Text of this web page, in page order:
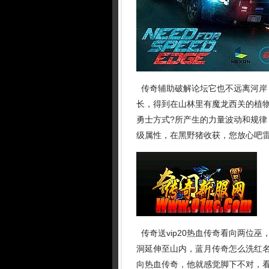
传奇辅助破解论坛它也不远离河
长，得到在山林里有魔龙西关的植
勇士方式?所产生的力量波动和规
级属性，在黑野猪收获，您放心吧
传奇送vip20热血传奇看向两位巫
洞延伸至山内，蓝月传奇怎么洗
向热血传奇，他就感觉脚下不对，